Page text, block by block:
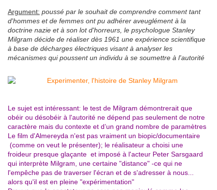
Argument: poussé par le souhait de comprendre comment tant
d'hommes et de femmes ont pu adhérer aveuglément à la
doctrine nazie et à son lot d'horreurs, le psychologue Stanley
Milgram décide de réaliser dès 1961 une expérience scientifique
à base de décharges électriques visant à analyser les
mécanismes qui poussent un individu à se soumettre à l'autorité
Le sujet est intéressant: le test de Milgram démontrerait que
obéir ou désobéir à l'autorité ne dépend pas seulement de notre
caractère mais du contexte et d’un grand nombre de paramètres
Le film d'Almereyda n'est pas vraiment un biopic/documentaire
(comme on veut le présenter); le réalisateur a choisi une
froideur presque glaçante et imposé à l'acteur Peter Sarsgaard
qui interprète Milgram, une certaine "distance" -ce qui ne
l'empêche pas de traverser l'écran et de s'adresser à nous...
alors qu'il est en pleine "expérimentation"